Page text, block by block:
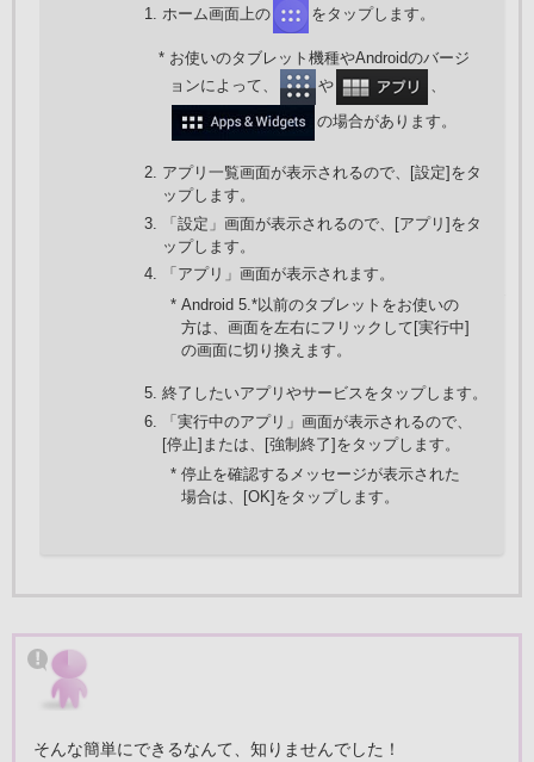
ホーム画面上の
をタップします。
* お使いのタブレット機種やAndroidのバージ
ョンによって、
や
、
の場合があります。
アプリ一覧画面が表示されるので、[設定]をタ
ップします。
「設定」画面が表示されるので、[アプリ]をタ
ップします。
「アプリ」画面が表示されます。
* Android 5.*以前のタブレットをお使いの
方は、画面を左右にフリックして[実行中]
の画面に切り換えます。
終了したいアプリやサービスをタップします。
「実行中のアプリ」画面が表示されるので、
[停止]または、[強制終了]をタップします。
* 停止を確認するメッセージが表示された
場合は、[OK]をタップします。
そんな簡単にできるなんて、知りませんでした！